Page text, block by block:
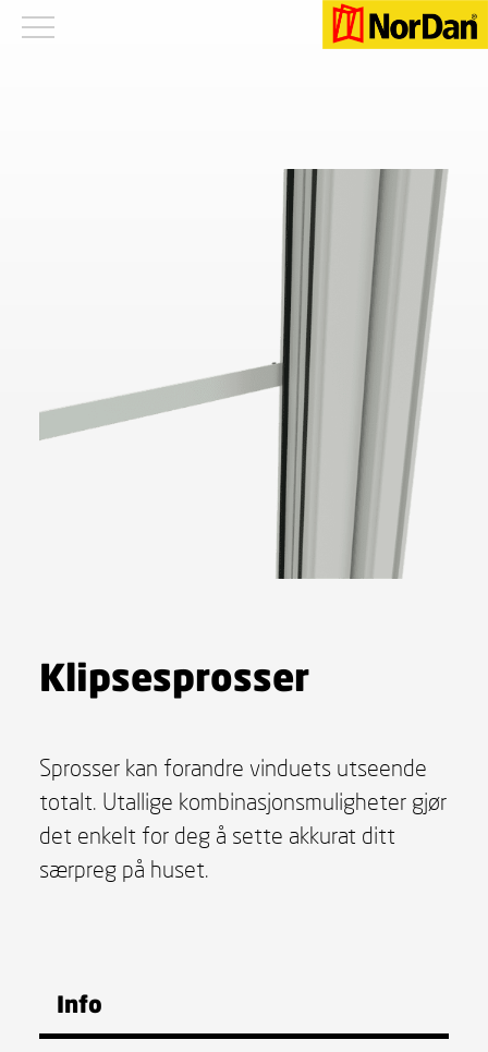
Klipsesprosser
Sprosser kan forandre vinduets utseende
totalt. Utallige kombinasjonsmuligheter gjør
det enkelt for deg å sette akkurat ditt
særpreg på huset.
Info